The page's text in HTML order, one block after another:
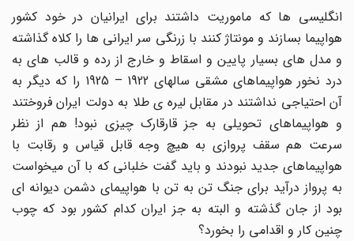
انگلیسی ها که ماموریت داشتند برای ایرانیان در خود کشور
هواپیما بسازند و مونتاژ کنند با زرنگی سر ایرانی ها را کلاه گذاشته
و مدل های بسیار پایین و اسقاط و خارج از رده و قالب های به
درد نخور هواپیماهای مشقی سالهای 1922 – 1925 را که دیگر به
آن احتیاجی نداشتند در مقابل لیره ی طلا به دولت ایران فروختند
و هواپیماهای تحویلی به جز قارقارک چیزی نبود! هم از نظر
سرعت هم سقف پروازی به هیچ وجه قابل قیاس و رقابت با
هواپیماهای جدید نبودند و باید گفت خلبانی که با آن میخواست
به پرواز درآید برای جنگ تن به تن با هواپیمای دشمن دیوانه ای
بود از جان گذشته و البته به جز ایران کدام کشور بود که چوب
چنین کار و اقدامی را بخورد؟